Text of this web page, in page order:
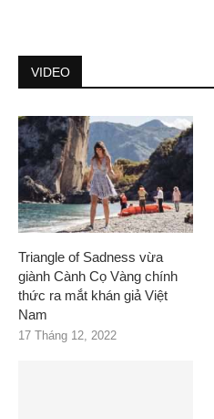
VIDEO
Triangle of Sadness vừa
giành Cành Cọ Vàng chính
thức ra mắt khán giả Việt
Nam
17 Tháng 12, 2022